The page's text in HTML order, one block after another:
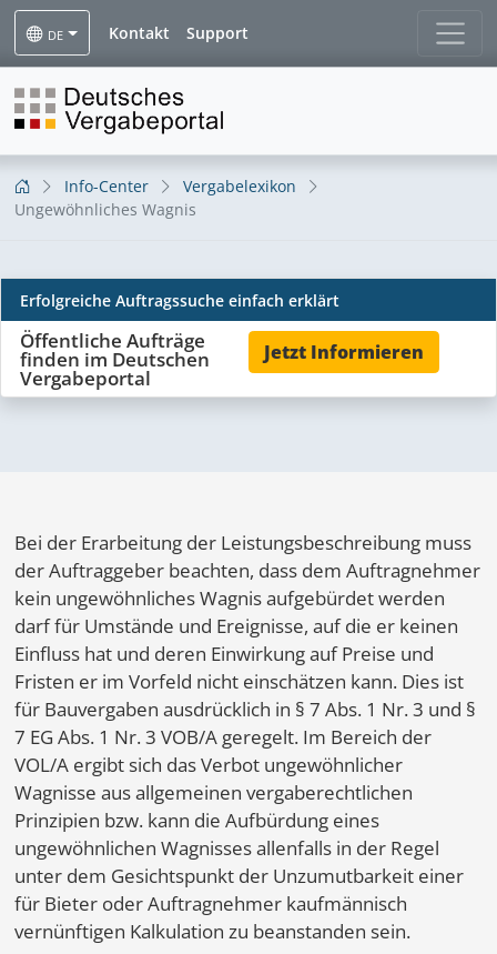
DE Kontakt Support
Info-Center
Vergabelexikon
Ungewöhnliches Wagnis
Ungewöhnliches Wagnis
Erfolgreiche Auftragssuche einfach erklärt
Öffentliche Aufträge
finden im Deutschen
Vergabeportal
Jetzt Informieren
Bei der Erarbeitung der Leistungsbeschreibung muss
der Auftraggeber beachten, dass dem Auftragnehmer
kein ungewöhnliches Wagnis aufgebürdet werden
darf für Umstände und Ereignisse, auf die er keinen
Einfluss hat und deren Einwirkung auf Preise und
Fristen er im Vorfeld nicht einschätzen kann. Dies ist
für Bauvergaben ausdrücklich in § 7 Abs. 1 Nr. 3 und §
7 EG Abs. 1 Nr. 3 VOB/A geregelt. Im Bereich der
VOL/A ergibt sich das Verbot ungewöhnlicher
Wagnisse aus allgemeinen vergaberechtlichen
Prinzipien bzw. kann die Aufbürdung eines
ungewöhnlichen Wagnisses allenfalls in der Regel
unter dem Gesichtspunkt der Unzumutbarkeit einer
für Bieter oder Auftragnehmer kaufmännisch
vernünftigen Kalkulation zu beanstanden sein.